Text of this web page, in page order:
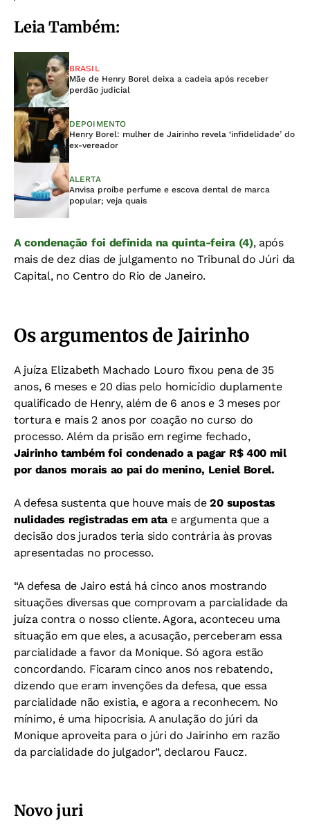
Leia Também:
BRASIL
Mãe de Henry Borel deixa a cadeia após receber
perdão judicial
DEPOIMENTO
Henry Borel: mulher de Jairinho revela ‘infidelidade’ do
ex-vereador
ALERTA
Anvisa proíbe perfume e escova dental de marca
popular; veja quais
A condenação foi definida na quinta-feira (4), após
mais de dez dias de julgamento no Tribunal do Júri da
Capital, no Centro do Rio de Janeiro.
Os argumentos de Jairinho
A juíza Elizabeth Machado Louro fixou pena de 35
anos, 6 meses e 20 dias pelo homicídio duplamente
qualificado de Henry, além de 6 anos e 3 meses por
tortura e mais 2 anos por coação no curso do
processo. Além da prisão em regime fechado,
Jairinho também foi condenado a pagar R$ 400 mil
por danos morais ao pai do menino, Leniel Borel.
A defesa sustenta que houve mais de20 supostas
nulidades registradas em ata e argumenta que a
decisão dos jurados teria sido contrária às provas
apresentadas no processo.
“A defesa de Jairo está há cinco anos mostrando
situações diversas que comprovam a parcialidade da
juíza contra o nosso cliente. Agora, aconteceu uma
situação em que eles, a acusação, perceberam essa
parcialidade a favor da Monique. Só agora estão
concordando. Ficaram cinco anos nos rebatendo,
dizendo que eram invenções da defesa, que essa
parcialidade não existia, e agora a reconhecem. No
mínimo, é uma hipocrisia. A anulação do júri da
Monique aproveita para o júri do Jairinho em razão
da parcialidade do julgador”, declarou Faucz.
Novo juri